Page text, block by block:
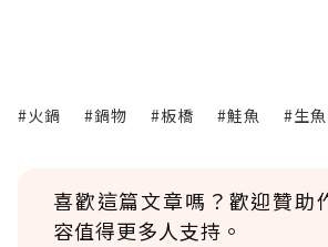
#火鍋 #鍋物 #板橋 #鮭魚 #生魚
喜歡這篇文章嗎？歡迎贊助
容值得更多人支持。